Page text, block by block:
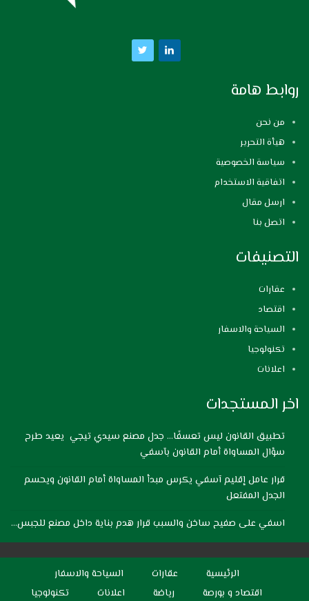
روابط هامة
من نحن
هيأة التحرير
سياسة الخصوصية
اتفاقية الاستخدام
ارسل مقال
اتصل بنا
التصنيفات
عقارات
اقتصاد
السياحة والاسفار
تكنولوجيا
اعلانات
اخر المستجدات
تطبيق القانون ليس تعسفًا… جدل مصنع سيدي تيجي يعيد طرح
سؤال المساواة أمام القانون بآسفي
قرار عامل إقليم آسفي يكرس مبدأ المساواة أمام القانون ويحسم
الجدل المفتعل
اسفي على صفيح ساخن والسبب قرار هدم بناية داخل مصنع للجبس…
الرئيسية عقارات
السياحة والاسفار
اقتصاد و بورصة
رياضة اعلانات تكنولوجيا